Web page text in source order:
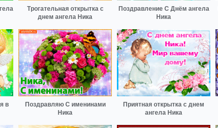
Трогательная открытка с
днем ангела Ника
Поздравление С Днём ангела
Ника
в
Поздравляю С именинами
Ника
Приятная открытка с днем
ангела Ника